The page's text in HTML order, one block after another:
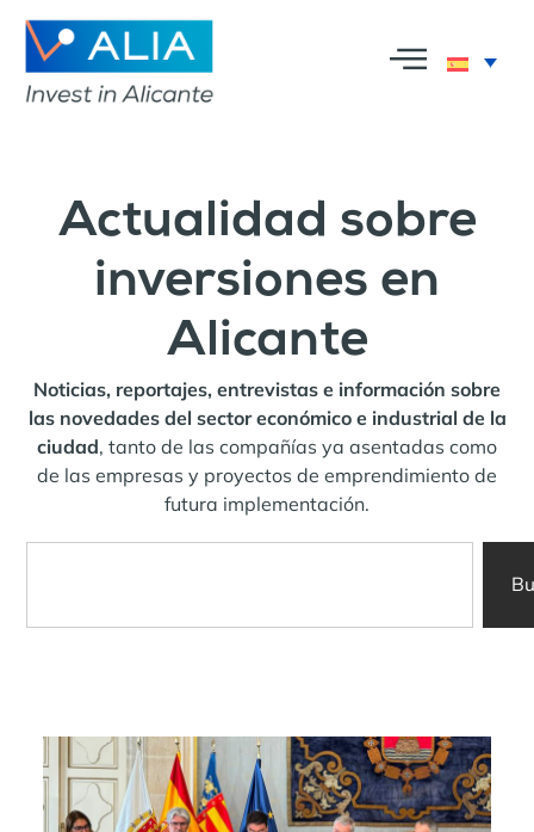
Actualidad sobre
inversiones en
Alicante
Noticias, reportajes, entrevistas e información sobre
las novedades del sector económico e industrial de la
ciudad, tanto de las compañías ya asentadas como
de las empresas y proyectos de emprendimiento de
futura implementación.